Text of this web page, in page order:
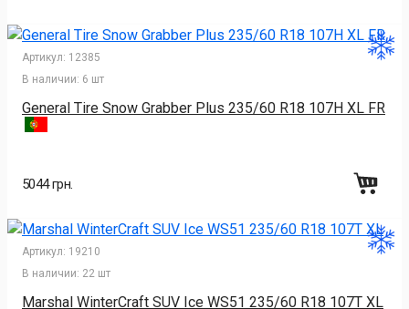
Артикул: 12385
В наличии: 6 шт
General Tire Snow Grabber Plus 235/60 R18 107H XL FR
5044 грн.
Артикул: 19210
В наличии: 22 шт
Marshal WinterCraft SUV Ice WS51 235/60 R18 107T XL